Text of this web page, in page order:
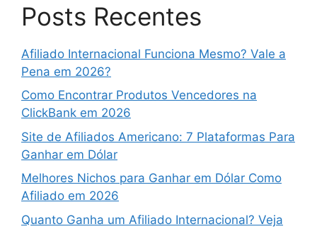
Posts Recentes
Afiliado Internacional Funciona Mesmo? Vale a
Pena em 2026?
Como Encontrar Produtos Vencedores na
ClickBank em 2026
Site de Afiliados Americano: 7 Plataformas Para
Ganhar em Dólar
Melhores Nichos para Ganhar em Dólar Como
Afiliado em 2026
Quanto Ganha um Afiliado Internacional? Veja